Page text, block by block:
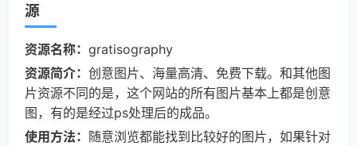
源
资源名称： gratisography
资源简介： 创意图片、海量高清、免费下载。和其他图
片资源不同的是，这个网站的所有图片基本上都是创意
图，有的是经过ps处理后的成品。
使用方法： 随意浏览都能找到比较好的图片，如果针对